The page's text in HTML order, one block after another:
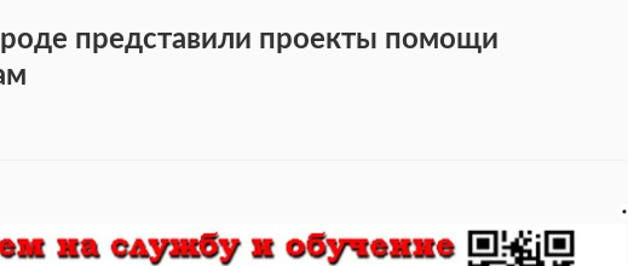
представили проекты помощи